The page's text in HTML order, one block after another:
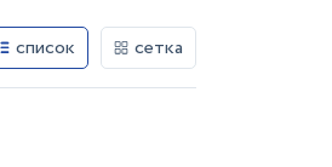
список сетка